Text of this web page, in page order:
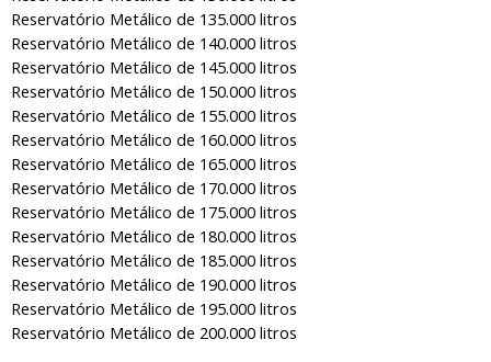
Reservatório Metálico de 135.000 litros
Reservatório Metálico de 140.000 litros
Reservatório Metálico de 145.000 litros
Reservatório Metálico de 150.000 litros
Reservatório Metálico de 155.000 litros
Reservatório Metálico de 160.000 litros
Reservatório Metálico de 165.000 litros
Reservatório Metálico de 170.000 litros
Reservatório Metálico de 175.000 litros
Reservatório Metálico de 180.000 litros
Reservatório Metálico de 185.000 litros
Reservatório Metálico de 190.000 litros
Reservatório Metálico de 195.000 litros
Reservatório Metálico de 200.000 litros